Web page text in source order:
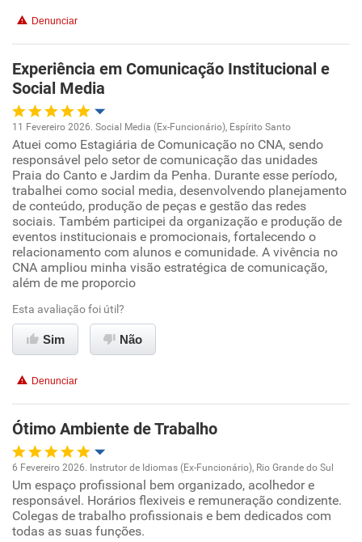
Recomenda esta empresa
Denunciar
Experiência em Comunicação Institucional e
Social Media
Oportunidade de promoção
Ambiente de trabalho
Conciliação com a vida familiar
Benefícios
Recomenda esta empresa
Recomenda a diretoria
11 Fevereiro 2026. Social Media (Ex-Funcionário), Espírito Santo
Atuei como Estagiária de Comunicação no CNA, sendo
responsável pelo setor de comunicação das unidades
Praia do Canto e Jardim da Penha. Durante esse período,
trabalhei como social media, desenvolvendo planejamento
de conteúdo, produção de peças e gestão das redes
sociais. Também participei da organização e produção de
eventos institucionais e promocionais, fortalecendo o
relacionamento com alunos e comunidade. A vivência no
CNA ampliou minha visão estratégica de comunicação,
além de me proporcio
Esta avaliação foi útil?
Sim Não
Denunciar
Ótimo Ambiente de Trabalho
Oportunidade de promoção
Ambiente de trabalho
6 Fevereiro 2026. Instrutor de Idiomas (Ex-Funcionário), Rio Grande do Sul
Um espaço profissional bem organizado, acolhedor e
responsável. Horários flexiveis e remuneração condizente.
Colegas de trabalho profissionais e bem dedicados com
todas as suas funções.